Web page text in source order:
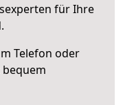
für Ihre
Telefon oder
bequem